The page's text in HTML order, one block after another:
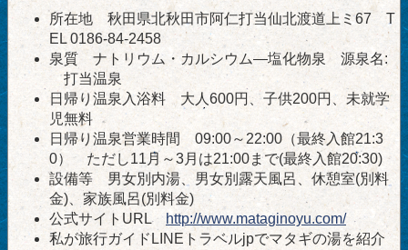
所在地 秋田県北秋田市阿仁打当仙北渡道上ミ67 T
EL 0186-84-2458
泉質 ナトリウム・カルシウム―塩化物泉 源泉名:
打当温泉
日帰り温泉入浴料 大人600円、子供200円、未就学
児無料
日帰り温泉営業時間 09:00～22:00（最終入館21:3
0） ただし11月～3月は21:00まで(最終入館20:30)
設備等 男女別内湯、男女別露天風呂、休憩室(別料
金)、家族風呂(別料金)
公式サイトURL http://www.mataginoyu.com/
私が旅行ガイドLINEトラベルjpでマタギの湯を紹介